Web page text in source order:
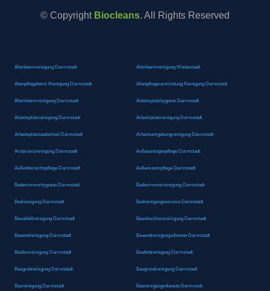
© Copyright Biocleans. All Rights Reserved
Altenheimreinigung Darmstadt Altenheimreinigung Weiterstadt
Altenpflegeheim Reinigung Darmstadt Altenpflegereinrichtung Reinigung Darmstadt
Altersheimreinigung Darmstadt Arbeitsplatzhygiene Darmstadt
Arbeitsplatzreinigung Darmstadt Arbeitsplatzreinigung Darmstadt
Arbeitsplatzsauberkeit Darmstadt Arbeitsumgebungreinigung Darmstadt
Arztpraxisreinigung Darmstadt Außenanlagenpflege Darmstadt
Außenbereichspflege Darmstadt Außenraumpflege Darmstadt
Badezimmerhygiene Darmstadt Badezimmerreinigung Darmstadt
Badreinigung Darmstadt Badreinigungsservice Darmstadt
Bauabfallreinigung Darmstadt Bauabschlussreinigung Darmstadt
Bauendreinigung Darmstadt Bauendreinigungsdienste Darmstadt
Baufeinreinigung Darmstadt Baufeldreinigung Darmstadt
Baugrobreinigung Darmstadt Baugrundreinigung Darmstadt
Baureinigung Darmstadt Baureinigungsdienste Darmstadt